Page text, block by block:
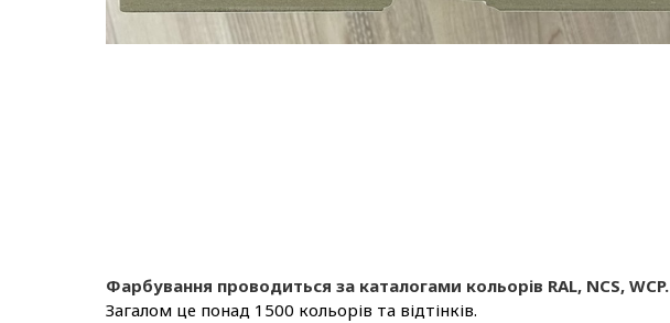
Фарбування проводиться за каталогами кольорів RAL, NCS, WCP.
Загалом це понад 1500 кольорів та відтінків.